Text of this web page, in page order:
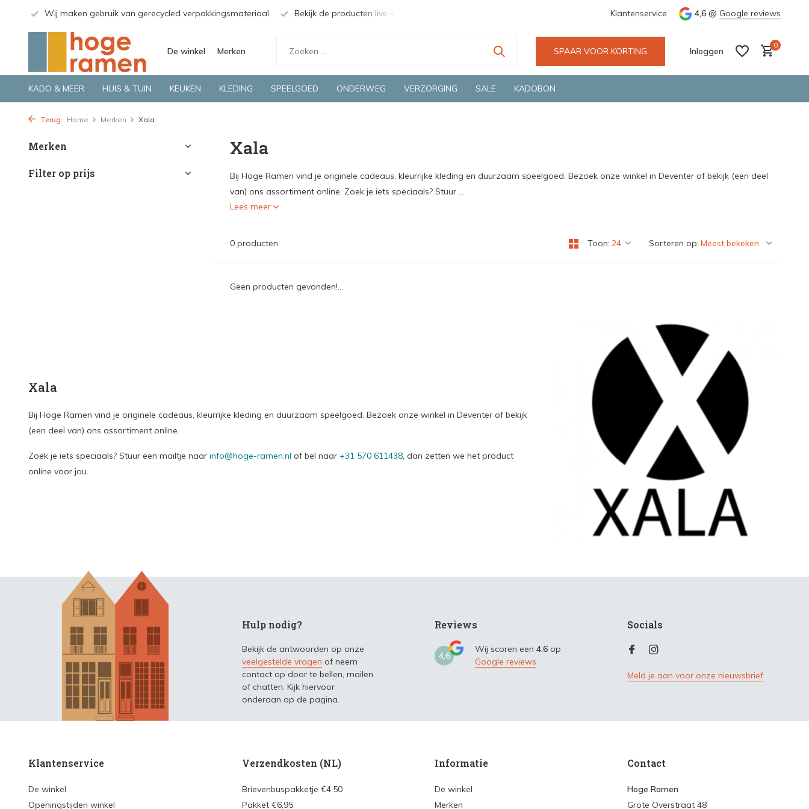
Wij maken gebruik van gerecycled verpakkingsmateriaal Bekijk de producten live in onze winkel in Deventer Groene en snelle bezorging door o.a. Fietskoerier en GLS. Wij
Klantenservice 4,6 @ Google reviews
De winkel Merken SPAAR VOOR KORTING Inloggen
0
KADO & MEER HUIS & TUIN KEUKEN KLEDING SPEELGOED ONDERWEG VERZORGING SALE KADOBON
Terug Home Merken Xala
Merken
Filter op prijs
Xala
Bij Hoge Ramen vind je originele cadeaus, kleurrijke kleding en duurzaam speelgoed. Bezoek onze winkel in Deventer of bekijk (een deel
van) ons assortiment online. Zoek je iets speciaals? Stuur ...
Lees meer
0 producten Toon: Sorteren op:
Geen producten gevonden!...
Xala
Bij Hoge Ramen vind je originele cadeaus, kleurrijke kleding en duurzaam speelgoed. Bezoek onze winkel in Deventer of bekijk
(een deel van) ons assortiment online.
Zoek je iets speciaals? Stuur een mailtje naar info@hoge-ramen.nl of bel naar +31 570 611438 , dan zetten we het product
online voor jou.
Hulp nodig?
Bekijk de antwoorden op onze
veelgestelde vragen of neem
contact op door te bellen, mailen
of chatten. Kijk hiervoor
onderaan op de pagina.
Reviews
4,6
Wij scoren een 4,6 op
Google reviews
Socials
Meld je aan voor onze nieuwsbrief
Klantenservice
De winkel
Openingstijden winkel
Verzendkosten (NL)
Brievenbuspakketje €4,50
Pakket €6,95
Informatie
De winkel
Merken
Contact
Hoge Ramen
Grote Overstraat 48